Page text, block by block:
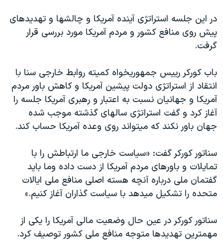
همایش محافظه‌کاران آمریکا «سی‌پک»
صفحه‌های ویژه
در این جلسه استراتژی آینده آمریکا و چالشها و تهدیدهای
پیش روی منافع کشور و مردم آمریکا مورد بررسی قرار
گرفت.
باب کورکر رییس جمهوریخواه کمیته روابط خارجی سنا با
انتقاد از استراتژی دولت پیشین آمریکا و کاهش باور مردم
آمریکا و جهانیان نسبت به اعتبار و رهبری آمریکا جلسه را
آغاز کرد و گفت استراتژی سالهای گذشته موجب شده
جهان باور نکند که میتواند روی وعده آمریکا حساب کند.
سناتور کورکر گفت: «سیاست خارجی ما ارتباطش را با
تمایلات و باورهای مردم آمریکا از دست داده وما باید
گفتمان ملی درباره آنچه هسته اصلی منافع ملی ایالات
متحده را تشکیل میدهد با سیاست گذاران آغاز کنیم.»
سناتور کورکر در عین حال وضعیت مالی آمریکا را یکی از
مهمترین تهدیدها متوجه منافع ملی کشور توصیف کرد.